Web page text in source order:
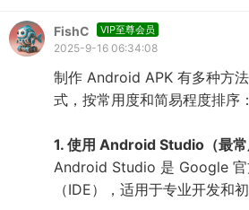
FishC VIP至尊会员
2025-9-16 06:34:08
制作 Android APK 有多种方
式，按常用度和简易程度排序：
1. 使用 Android Studio（最常
Android Studio 是 Google 官
（IDE），适用于专业开发和初